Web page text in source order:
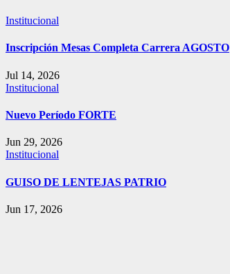
Institucional
Inscripción Mesas Completa Carrera AGOSTO
Jul 14, 2026
Institucional
Nuevo Período FORTE
Jun 29, 2026
Institucional
GUISO DE LENTEJAS PATRIO
Jun 17, 2026